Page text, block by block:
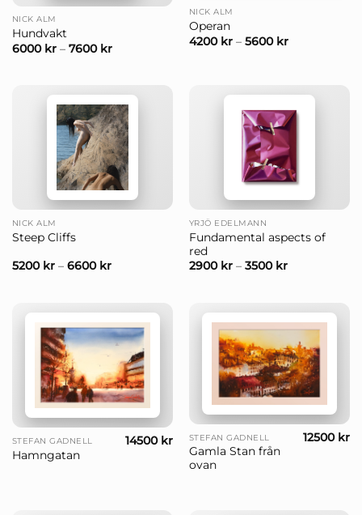
NICK ALM
Hundvakt
6000 kr– 7600 kr
NICK ALM
Operan
4200 kr– 5600 kr
NICK ALM
Steep Cliffs
5200 kr– 6600 kr
YRJÖ EDELMANN
Fundamental aspects of
red
2900 kr– 3500 kr
STEFAN GADNELL
Hamngatan
14500 kr STEFAN GADNELL
Gamla Stan från
ovan
12500 kr